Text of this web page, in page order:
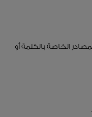
الخاصة بالكلمة أو